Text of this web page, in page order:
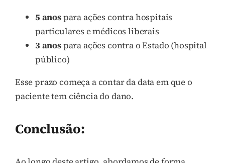
5 anospara ações contra hospitais
particulares e médicos liberais
3 anospara ações contra o Estado (hospital
público)
Esse prazo começa a contar da data em que o
paciente tem ciência do dano.
Conclusão: